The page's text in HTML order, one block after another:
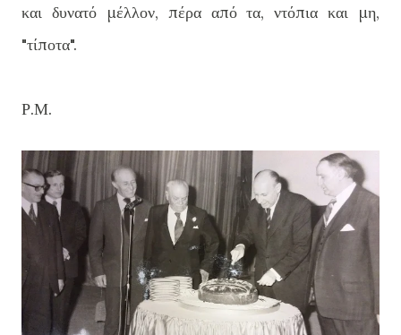
και δυνατό μέλλον, πέρα από τα, ντόπια και μη,
"τίποτα".
Ρ.Μ.